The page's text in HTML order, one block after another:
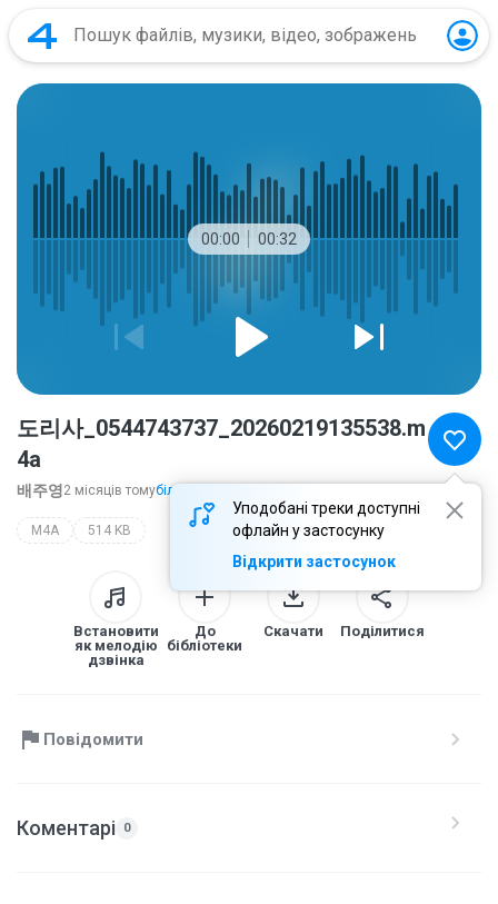
00:00 00:32
Уподобані треки доступні
офлайн у застосунку
Відкрити застосунок
도리사_0544743737_20260219135538.m
4a
배주영2 місяців томубільше...
M4A 514 KB
Встановити
як мелодію
дзвінка
До
бібліотеки
Скачати Поділитися
Повідомити
Коментарі 0